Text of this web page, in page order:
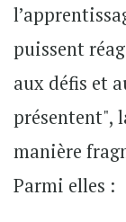
puissent
aux défis et
présentent",
manière
Parmi elles :